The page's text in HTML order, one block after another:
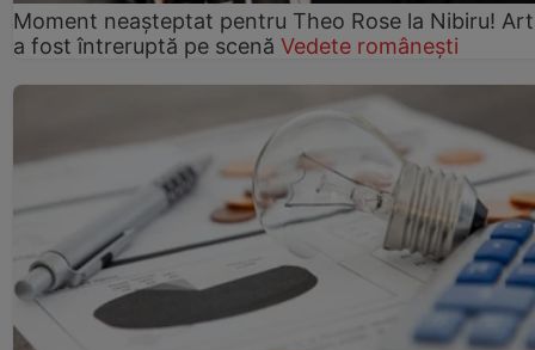
Moment neașteptat pentru Theo Rose la Nibiru!
a fost întreruptă pe scenă Vedete românești